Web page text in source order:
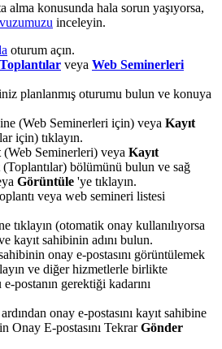
alma konusunda hala sorun yaşıyorsa,
inceleyin.
oturum açın.
Toplantılar veya Web Seminerleri
planlanmış oturumu bulun ve konuya
(Web Seminerleri için) veya Kayıt
için) tıklayın.
(Web Seminerleri) veya Kayıt
(Toplantılar) bölümünü bulun ve sağ
Görüntüle 'ye tıklayın.
veya web semineri listesi
tıklayın (otomatik onay kullanılıyorsa
kayıt sahibinin adını bulun.
onay e-postasını görüntülemek
ve diğer hizmetlerle birlikte
postanın gerektiği kadarını
onay e-postasını kayıt sahibine
Onay E-postasını TekrarGönder